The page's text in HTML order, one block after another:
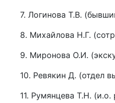
7. Логинова Т.В.
8. Михайлова Н.Г.
9. Миронова О.И.
10. Ревякин Д. (отдел
11. Румянцева Т.Н.